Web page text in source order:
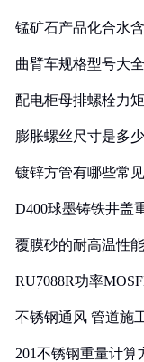
锰矿石产品化合水
曲臂车规格型号大全
配电柜母排螺栓力
膨胀螺丝尺寸是多少
镀锌方管有哪些常
D400球墨铸铁井盖
覆膜砂的耐高温性
RU7088R功率
不锈钢通风 管道施
201不锈钢重量计算